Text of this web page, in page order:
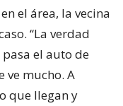
el área, la vecina
“La verdad
pasa el auto de
ve mucho. A
que llegan y